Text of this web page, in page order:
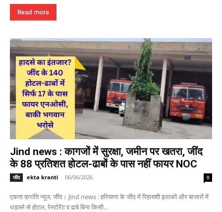
Read more
Jind news : कागजों में सुरक्षा, जमीन पर खतरा, जींद
के 88 प्रतिशत होटल-ढाबों के पास नहीं फायर NOC
जींद ekta kranti - 06/06/2026 0
एकता क्रांति न्यूज, जींद। Jind news : हरियाणा के जींद में रिहायशी इलाकों और बाजारों में
धड़ल्ले से होटल, रेस्टोरेंट व ढाबे बिना किसी...